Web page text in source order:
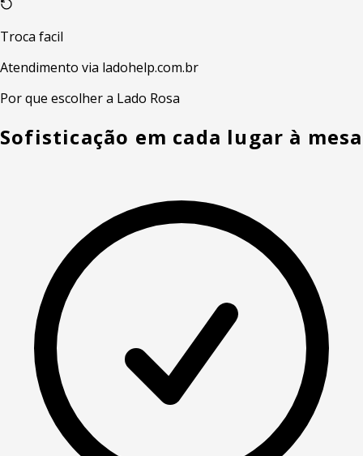
Troca facil
Atendimento via ladohelp.com.br
Por que escolher a Lado Rosa
Sofisticação em cada lugar à mesa